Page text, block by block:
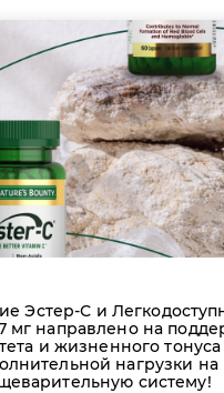
Эстер-С и
мг направлено на
и жизненного тонуса
нагрузки на
систему!